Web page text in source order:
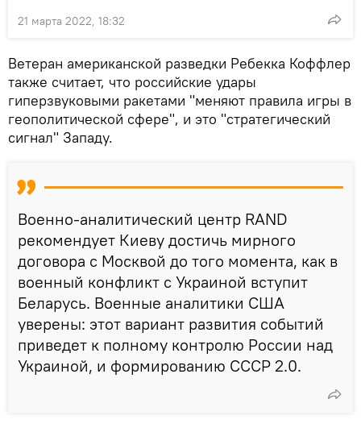
21 марта 2022, 18:32
Ветеран американской разведки Ребекка Коффлер
также считает, что российские удары
гиперзвуковыми ракетами "меняют правила игры в
геополитической сфере", и это "стратегический
сигнал" Западу.
Военно-аналитический центр RAND
рекомендует Киеву достичь мирного
договора с Москвой до того момента, как в
военный конфликт с Украиной вступит
Беларусь. Военные аналитики США
уверены: этот вариант развития событий
приведет к полному контролю России над
Украиной, и формированию СССР 2.0.